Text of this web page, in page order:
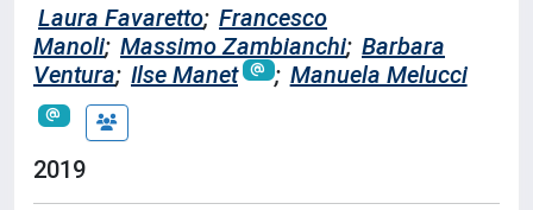
Laura Favaretto; Francesco
Manoli; Massimo Zambianchi; Barbara
Ventura; Ilse Manet ; Manuela Melucci
2019